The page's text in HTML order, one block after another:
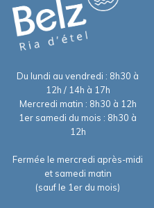
Du lundi au vendredi : 8h30 à
12h / 14h à 17h
Mercredi matin : 8h30 à 12h
1er samedi du mois : 8h30 à
12h
Fermée le mercredi après-midi
et samedi matin
(sauf le 1er du mois)